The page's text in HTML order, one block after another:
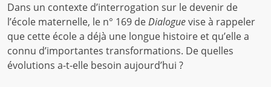
de
demain
Dans un contexte d’interrogation sur le devenir de
l’école maternelle, le n° 169 deDialoguevise à rappeler
que cette école a déjà une longue histoire et qu’elle a
connu d’importantes transformations. De quelles
évolutions a-t-elle besoin aujourd’hui ?